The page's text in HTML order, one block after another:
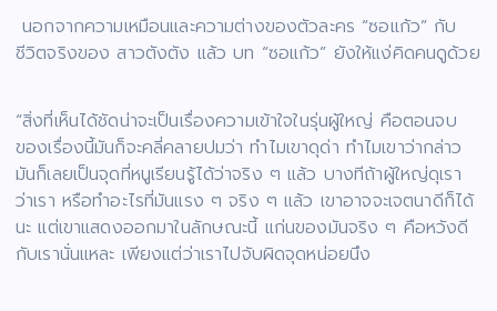
นอกจากความเหมือนและความต่างของตัวละคร “ซอแก้ว” กับ
ชีวิตจริงของ สาวตังตัง แล้ว บท “ซอแก้ว” ยังให้แง่คิดคนดูด้วย
“สิ่งที่เห็นได้ชัดน่าจะเป็นเรื่องความเข้าใจในรุ่นผู้ใหญ่ คือตอนจบ
ของเรื่องนี้มันก็จะคลี่คลายปมว่า ทำไมเขาดุด่า ทำไมเขาว่ากล่าว
มันก็เลยเป็นจุดที่หนูเรียนรู้ได้ว่าจริง ๆ แล้ว บางทีถ้าผู้ใหญ่ดุเรา
ว่าเรา หรือทำอะไรที่มันแรง ๆ จริง ๆ แล้ว เขาอาจจะเจตนาดีก็ได้
นะ แต่เขาแสดงออกมาในลักษณะนี้ แก่นของมันจริง ๆ คือหวังดี
กับเรานั่นแหละ เพียงแต่ว่าเราไปจับผิดจุดหน่อยนึง